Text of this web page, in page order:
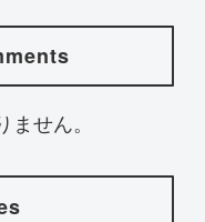
せん。